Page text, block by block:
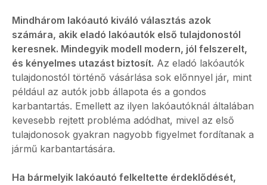
Mindhárom lakóautó kiváló választás azok
számára, akik eladó lakóautók első tulajdonostól
keresnek. Mindegyik modell modern, jól felszerelt,
és kényelmes utazást biztosít. Az eladó lakóautók
tulajdonostól történő vásárlása sok előnnyel jár, mint
például az autók jobb állapota és a gondos
karbantartás. Emellett az ilyen lakóautóknál általában
kevesebb rejtett probléma adódhat, mivel az első
tulajdonosok gyakran nagyobb figyelmet fordítanak a
jármű karbantartására.
Ha bármelyik lakóautó felkeltette érdeklődését,